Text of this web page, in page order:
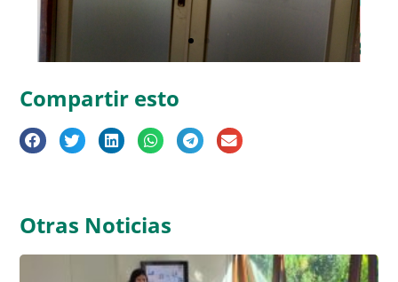
Compartir esto
Otras Noticias